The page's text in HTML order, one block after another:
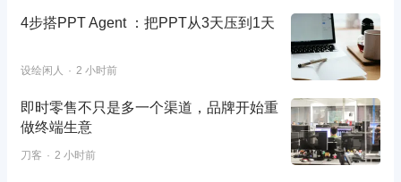
4步搭PPT Agent ：把PPT从3天压到1天
设绘闲人 2 小时前
即时零售不只是多一个渠道，品牌开始重
做终端生意
刀客 2 小时前